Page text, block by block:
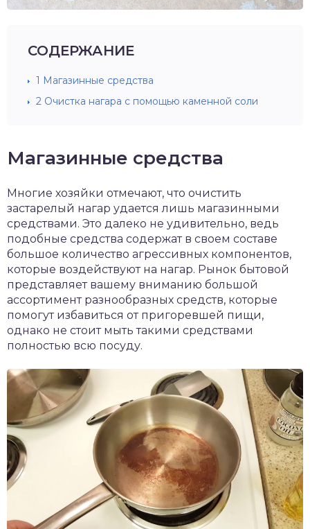
СОДЕРЖАНИЕ
1 Магазинные средства
2 Очистка нагара с помощью каменной соли
Магазинные средства
Многие хозяйки отмечают, что очистить
застарелый нагар удается лишь магазинными
средствами. Это далеко не удивительно, ведь
подобные средства содержат в своем составе
большое количество агрессивных компонентов,
которые воздействуют на нагар. Рынок бытовой
представляет вашему вниманию большой
ассортимент разнообразных средств, которые
помогут избавиться от пригоревшей пищи,
однако не стоит мыть такими средствами
полностью всю посуду.